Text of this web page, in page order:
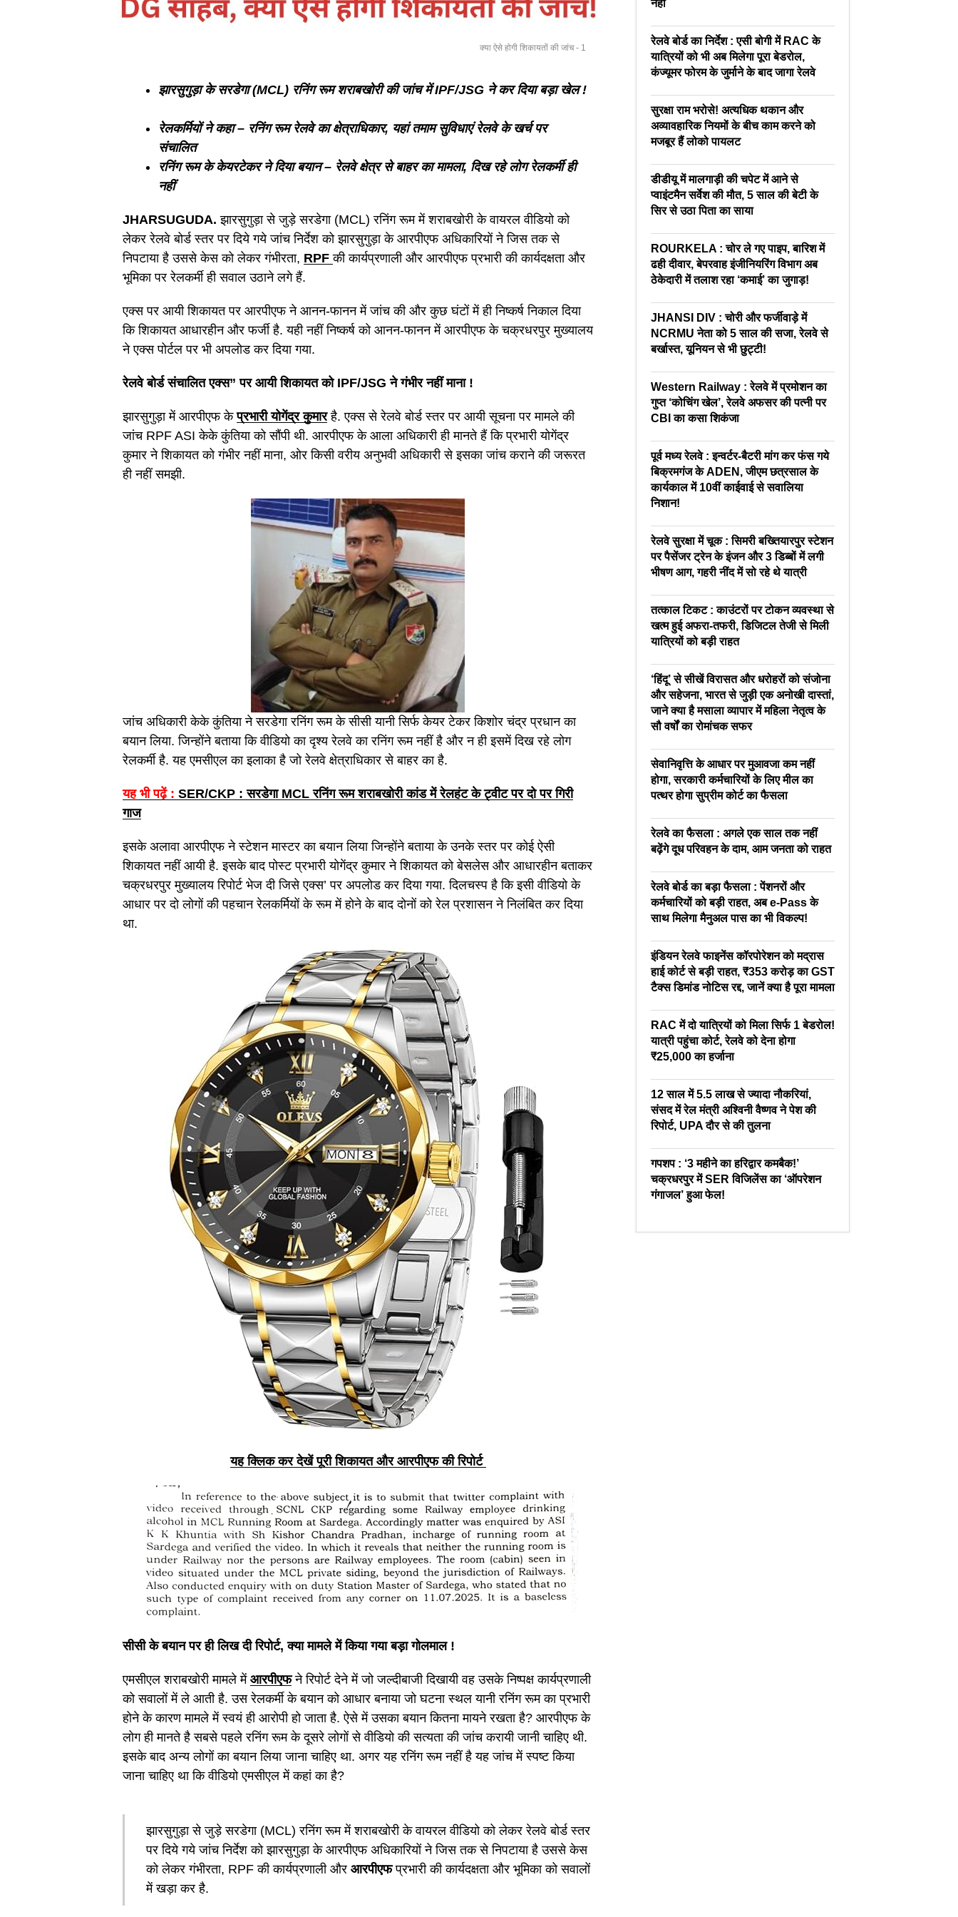
क्या ऐसे होगी शिकायतों की जांच - 1
झारसुगुड़ा के सरडेगा (MCL) रनिंग रूम शराबखोरी की जांच में IPF/JSG ने कर दिया बड़ा खेल !
रेलकर्मियों ने कहा – रनिंग रूम रेलवे का क्षेत्राधिकार, यहां तमाम सुविधाएं रेलवे के खर्च पर
संचालित
रनिंग रूम के केयरटेकर ने दिया बयान – रेलवे क्षेत्र से बाहर का मामला, दिख रहे लोग रेलकर्मी ही
नहीं
JHARSUGUDA. झारसुगुड़ा से जुड़े सरडेगा (MCL) रनिंग रूम में शराबखोरी के वायरल वीडियो को
लेकर रेलवे बोर्ड स्तर पर दिये गये जांच निर्देश को झारसुगुड़ा के आरपीएफ अधिकारियों ने जिस तक से
निपटाया है उससे केस को लेकर गंभीरता, RPF की कार्यप्रणाली और आरपीएफ प्रभारी की कार्यदक्षता और
भूमिका पर रेलकर्मी ही सवाल उठाने लगे हैं.
एक्स पर आयी शिकायत पर आरपीएफ ने आनन-फानन में जांच की और कुछ घंटों में ही निष्कर्ष निकाल दिया
कि शिकायत आधारहीन और फर्जी है. यही नहीं निष्कर्ष को आनन-फानन में आरपीएफ के चक्रधरपुर मुख्यालय
ने एक्स पोर्टल पर भी अपलोड कर दिया गया.
रेलवे बोर्ड संचालित एक्स” पर आयी शिकायत को IPF/JSG ने गंभीर नहीं माना !
झारसुगुड़ा में आरपीएफ केप्रभारी योगेंद्र कुमारहै. एक्स से रेलवे बोर्ड स्तर पर आयी सूचना पर मामले की
जांच RPF ASI केके कुंतिया को सौंपी थी. आरपीएफ के आला अधिकारी ही मानते हैं कि प्रभारी योगेंद्र
कुमार ने शिकायत को गंभीर नहीं माना, ओर किसी वरीय अनुभवी अधिकारी से इसका जांच कराने की जरूरत
ही नहीं समझी.
जांच अधिकारी केके कुंतिया ने सरडेगा रनिंग रूम के सीसी यानी सिर्फ केयर टेकर किशोर चंद्र प्रधान का
बयान लिया. जिन्होंने बताया कि वीडियो का दृश्य रेलवे का रनिंग रूम नहीं है और न ही इसमें दिख रहे लोग
रेलकर्मी है. यह एमसीएल का इलाका है जो रेलवे क्षेत्राधिकार से बाहर का है.
यह भी पढ़ें : SER/CKP : सरडेगा MCL रनिंग रूम शराबखोरी कांड में रेलहंट के ट्वीट पर दो पर गिरी
गाज
इसके अलावा आरपीएफ ने स्टेशन मास्टर का बयान लिया जिन्होंने बताया के उनके स्तर पर कोई ऐसी
शिकायत नहीं आयी है. इसके बाद पोस्ट प्रभारी योगेंद्र कुमार ने शिकायत को बेसलेस और आधारहीन बताकर
चक्रधरपुर मुख्यालय रिपोर्ट भेज दी जिसे एक्स’ पर अपलोड कर दिया गया. दिलचस्प है कि इसी वीडियो के
आधार पर दो लोगों की पहचान रेलकर्मियों के रूम में होने के बाद दोनों को रेल प्रशासन ने निलंबित कर दिया
था.
यह क्लिक कर देखें पूरी शिकायत और आरपीएफ की रिपोर्ट
सीसी के बयान पर ही लिख दी रिपोर्ट, क्या मामले में किया गया बड़ा गोलमाल !
एमसीएल शराबखोरी मामले में आरपीएफने रिपोर्ट देने में जो जल्दीबाजी दिखायी वह उसके निष्पक्ष कार्यप्रणाली
को सवालों में ले आती है. उस रेलकर्मी के बयान को आधार बनाया जो घटना स्थल यानी रनिंग रूम का प्रभारी
होने के कारण मामले में स्वयं ही आरोपी हो जाता है. ऐसे में उसका बयान कितना मायने रखता है? आरपीएफ के
लोग ही मानते है सबसे पहले रनिंग रूम के दूसरे लोगों से वीडियो की सत्यता की जांच करायी जानी चाहिए थी.
इसके बाद अन्य लोगों का बयान लिया जाना चाहिए था. अगर यह रनिंग रूम नहीं है यह जांच में स्पष्ट किया
जाना चाहिए था कि वीडियो एमसीएल में कहां का है?
झारसुगुड़ा से जुड़े सरडेगा (MCL) रनिंग रूम में शराबखोरी के वायरल वीडियो को लेकर रेलवे बोर्ड स्तर
पर दिये गये जांच निर्देश को झारसुगुड़ा के आरपीएफ अधिकारियों ने जिस तक से निपटाया है उससे केस
को लेकर गंभीरता, RPF की कार्यप्रणाली और आरपीएफप्रभारी की कार्यदक्षता और भूमिका को सवालों
में खड़ा कर है.
नहीं
रेलवे बोर्ड का निर्देश : एसी बोगी में RAC के
यात्रियों को भी अब मिलेगा पूरा बेडरोल,
कंज्यूमर फोरम के जुर्माने के बाद जागा रेलवे
सुरक्षा राम भरोसे! अत्यधिक थकान और
अव्यावहारिक नियमों के बीच काम करने को
मजबूर हैं लोको पायलट
डीडीयू में मालगाड़ी की चपेट में आने से
प्वाइंटमैन सर्वेश की मौत, 5 साल की बेटी के
सिर से उठा पिता का साया
ROURKELA : चोर ले गए पाइप, बारिश में
ढही दीवार, बेपरवाह इंजीनियरिंग विभाग अब
ठेकेदारी में तलाश रहा ‘कमाई’ का जुगाड़!
JHANSI DIV : चोरी और फर्जीवाड़े में
NCRMU नेता को 5 साल की सजा, रेलवे से
बर्खास्त, यूनियन से भी छुट्टी!
Western Railway : रेलवे में प्रमोशन का
गुप्त ‘कोचिंग खेल’, रेलवे अफसर की पत्नी पर
CBI का कसा शिकंजा
पूर्व मध्य रेलवे : इन्वर्टर-बैटरी मांग कर फंस गये
बिक्रमगंज के ADEN, जीएम छत्रसाल के
कार्यकाल में 10वीं काईवाई से सवालिया
निशान!
रेलवे सुरक्षा में चूक : सिमरी बख्तियारपुर स्टेशन
पर पैसेंजर ट्रेन के इंजन और 3 डिब्बों में लगी
भीषण आग, गहरी नींद में सो रहे थे यात्री
तत्काल टिकट : काउंटरों पर टोकन व्यवस्था से
खत्म हुई अफरा-तफरी, डिजिटल तेजी से मिली
यात्रियों को बड़ी राहत
‘हिंदू’ से सीखें विरासत और धरोहरों को संजोना
और सहेजना, भारत से जुड़ी एक अनोखी दास्तां,
जाने क्या है मसाला व्यापार में महिला नेतृत्व के
सौ वर्षों का रोमांचक सफर
सेवानिवृत्ति के आधार पर मुआवजा कम नहीं
होगा, सरकारी कर्मचारियों के लिए मील का
पत्थर होगा सुप्रीम कोर्ट का फैसला
रेलवे का फैसला : अगले एक साल तक नहीं
बढ़ेंगे दूध परिवहन के दाम, आम जनता को राहत
रेलवे बोर्ड का बड़ा फैसला : पेंशनरों और
कर्मचारियों को बड़ी राहत, अब e-Pass के
साथ मिलेगा मैनुअल पास का भी विकल्प!
इंडियन रेलवे फाइनेंस कॉरपोरेशन को मद्रास
हाई कोर्ट से बड़ी राहत, ₹353 करोड़ का GST
टैक्स डिमांड नोटिस रद्द, जानें क्या है पूरा मामला
RAC में दो यात्रियों को मिला सिर्फ 1 बेडरोल!
यात्री पहुंचा कोर्ट, रेलवे को देना होगा
₹25,000 का हर्जाना
12 साल में 5.5 लाख से ज्यादा नौकरियां,
संसद में रेल मंत्री अश्विनी वैष्णव ने पेश की
रिपोर्ट, UPA दौर से की तुलना
गपशप : ‘3 महीने का हरिद्वार कमबैक!’
चक्रधरपुर में SER विजिलेंस का ‘ऑपरेशन
गंगाजल’ हुआ फेल!